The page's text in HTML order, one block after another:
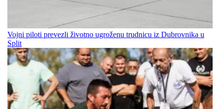
Vojni piloti prevezli životno ugroženu trudnicu iz Dubrovnika u
Split